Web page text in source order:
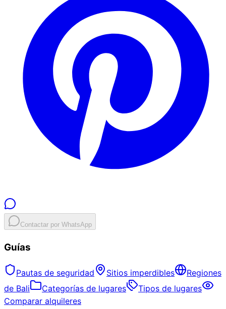
Contactar por WhatsApp
Guías
Pautas de seguridad Sitios imperdibles
Regiones
de Bali
Categorías de lugares
Tipos de lugares
Comparar alquileres